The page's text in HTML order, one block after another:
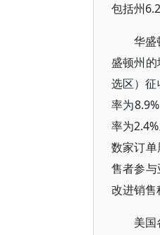
包括州
华盛
盛顿州
选区）
率为
率为
数家订
售者参
改进销售
美